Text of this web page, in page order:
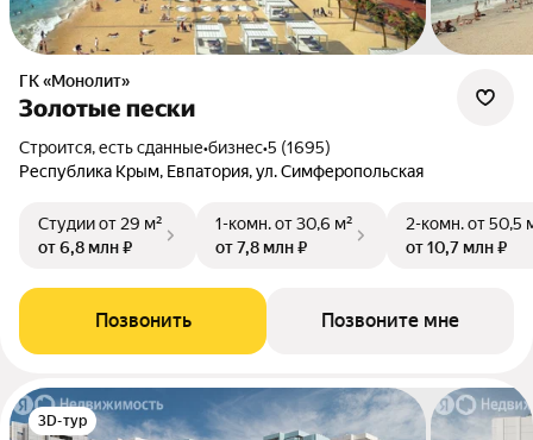
ГК «Монолит»
Золотые пески
Строится, есть сданные•бизнес•5 (1695)
Республика Крым, Евпатория, ул. Симферопольская
Студииот 29 м²
от 6,8 млн ₽
1-комн.от 30,6 м²
от 7,8 млн ₽
2-комн.от 50,5
от 10,7 млн ₽
Позвонить Позвоните мне
3D-тур